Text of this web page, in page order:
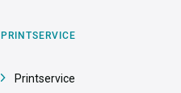
PRINTSERVICE
Printservice